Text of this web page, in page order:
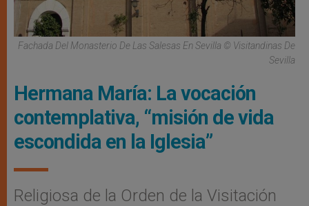
Fachada Del Monasterio De Las Salesas En Sevilla © Visitandinas De
Sevilla
Hermana María: La vocación
contemplativa, “misión de vida
escondida en la Iglesia”
Religiosa de la Orden de la Visitación